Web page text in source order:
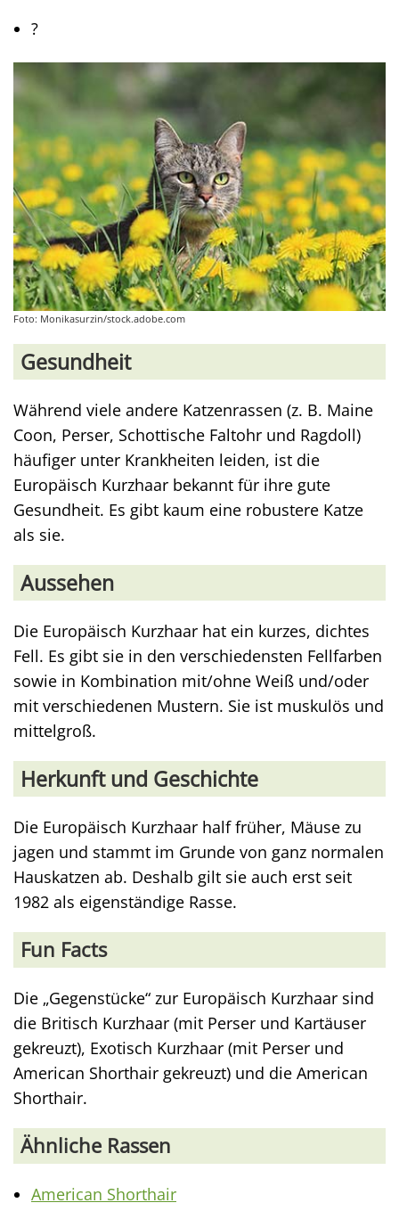
?
Foto: Monikasurzin/stock.adobe.com
Gesundheit
Während viele andere Katzenrassen (z. B. Maine
Coon, Perser, Schottische Faltohr und Ragdoll)
häufiger unter Krankheiten leiden, ist die
Europäisch Kurzhaar bekannt für ihre gute
Gesundheit. Es gibt kaum eine robustere Katze
als sie.
Aussehen
Die Europäisch Kurzhaar hat ein kurzes, dichtes
Fell. Es gibt sie in den verschiedensten Fellfarben
sowie in Kombination mit/ohne Weiß und/oder
mit verschiedenen Mustern. Sie ist muskulös und
mittelgroß.
Herkunft und Geschichte
Die Europäisch Kurzhaar half früher, Mäuse zu
jagen und stammt im Grunde von ganz normalen
Hauskatzen ab. Deshalb gilt sie auch erst seit
1982 als eigenständige Rasse.
Fun Facts
Die „Gegenstücke“ zur Europäisch Kurzhaar sind
die Britisch Kurzhaar (mit Perser und Kartäuser
gekreuzt), Exotisch Kurzhaar (mit Perser und
American Shorthair gekreuzt) und die American
Shorthair.
Ähnliche Rassen
American Shorthair